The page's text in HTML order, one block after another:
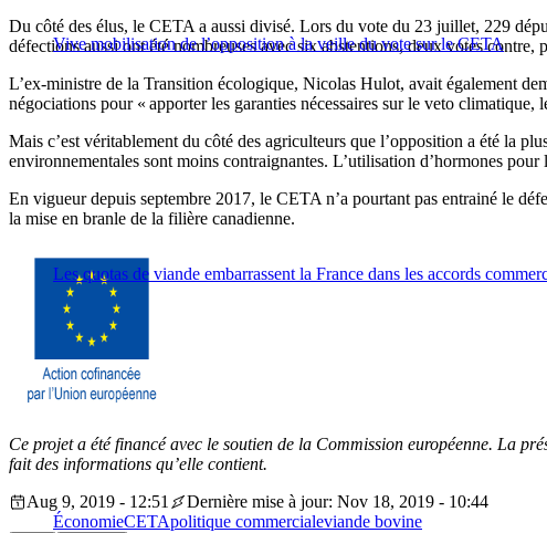
Vive mobilisation de l’opposition à la veille du vote sur le CETA
Du côté des élus, le CETA a aussi divisé. Lors du vote du 23 juillet, 229
défections aussi ont été nombreuses avec six abstentions, deux votes contre,
L’ex-ministre de la Transition écologique, Nicolas Hulot, avait également
négociations pour « apporter les garanties nécessaires sur le veto
Mais c’est véritablement du côté des agriculteurs que l’opposition a été la
environnementales sont moins contraignantes. L’utilisation d’hormones
En vigueur depuis septembre 2017, le CETA n’a pourtant pas entrainé le
la mise en branle de la filière canadienne.
Les quotas de viande embarrassent la France dans les accords
Ce projet a été financé avec le soutien de la Commission européenne. La
fait des informations qu’elle contient.
Aug 9, 2019 - 12:51
Dernière mise à jour: Nov 18, 2019 - 10:44
ÉconomieCETApolitique commercialeviande bovine